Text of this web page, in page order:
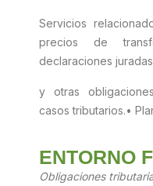
Servicios
precios de
declaraciones juradas
y otras
casos tributarios.•
ENTORNO
Obligaciones